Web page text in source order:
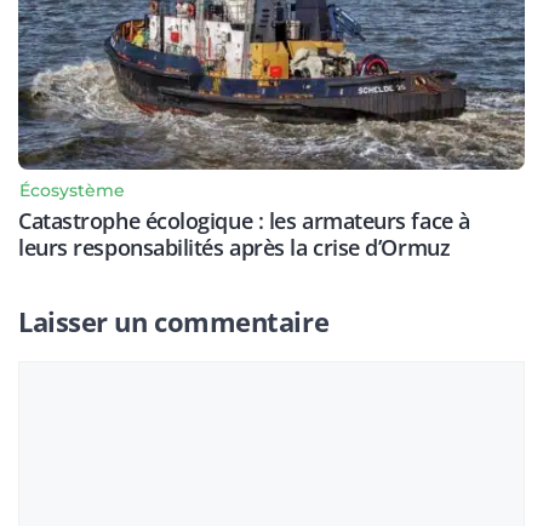
Écosystème
Catastrophe écologique : les armateurs face à
leurs responsabilités après la crise d’Ormuz
Laisser un commentaire